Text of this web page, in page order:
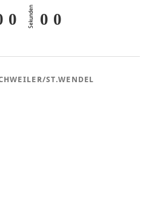
0 Sekunden 0 0
ST.WENDEL